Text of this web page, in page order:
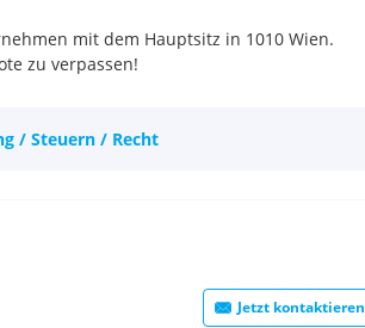
mit dem Hauptsitz in 1010 Wien.
zu verpassen!
/ Steuern / Recht
Jetzt kontaktieren